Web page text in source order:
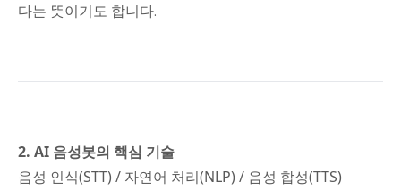
다는 뜻이기도 합니다.
2. AI 음성봇의 핵심 기술
음성 인식(STT) / 자연어 처리(NLP) / 음성 합성(TTS)